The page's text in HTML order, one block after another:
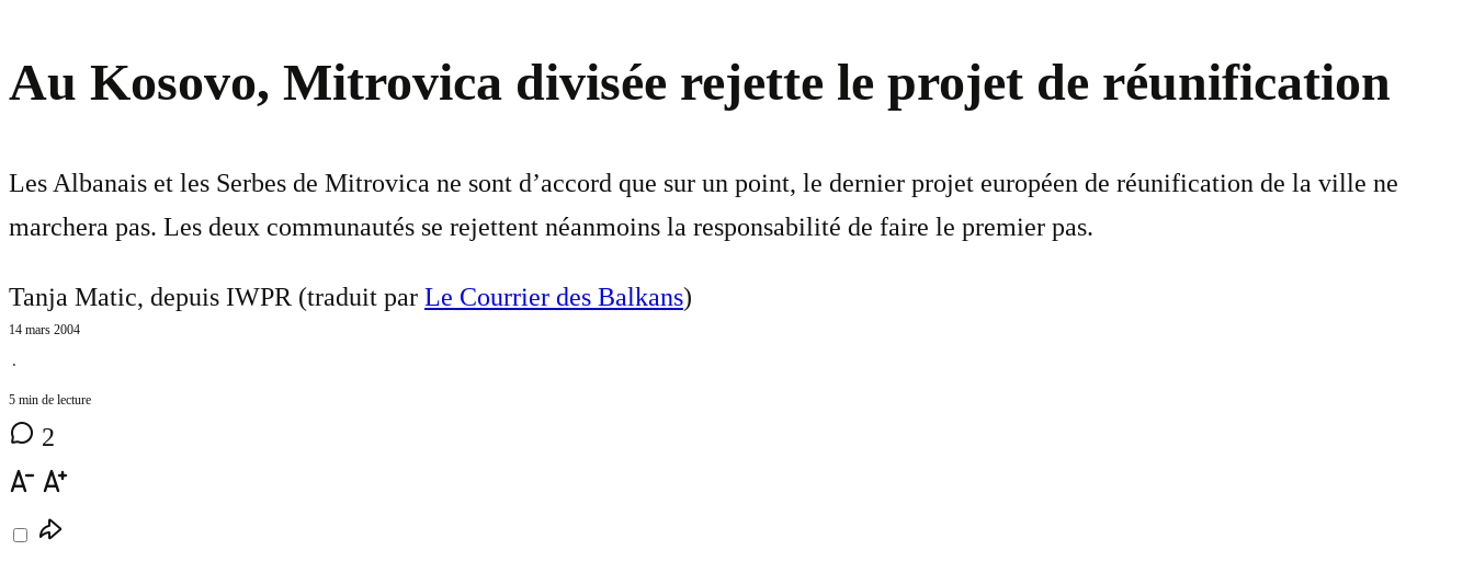
Au Kosovo, Mitrovica divisée rejette le projet de réunification
Les Albanais et les Serbes de Mitrovica ne sont d’accord que sur un point, le dernier projet européen de réunification de la ville ne
marchera pas. Les deux communautés se rejettent néanmoins la responsabilité de faire le premier pas.
Tanja Matic, depuis IWPR (traduit par Le Courrier des Balkans)
14 mars 2004
⋅
5 min de lecture
2